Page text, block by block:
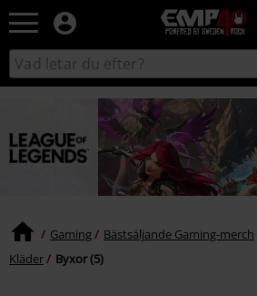
EMP
-
Musik,
TV
&
Spelmerch
-
Alternativt
Mode
Sök
i
Gaming Bästsäljande Gaming-merch
Kläder
Byxor (5)